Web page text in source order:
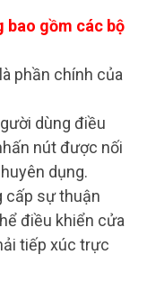
bao gồm các bộ
phần chính của
dùng điều
nút được nối
dụng.
cấp sự thuận
điều khiển cửa
tiếp xúc trực